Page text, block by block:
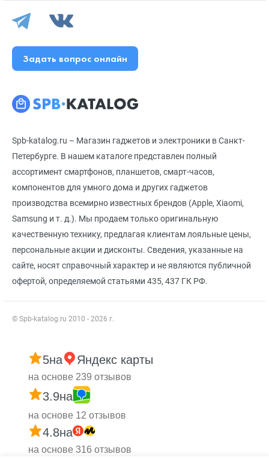
Spb-katalog.ru – Магазин гаджетов и электроники в Санкт-
Петербурге. В нашем каталоге представлен полный
ассортимент смартфонов, планшетов, смарт-часов,
компонентов для умного дома и других гаджетов
производства всемирно известных брендов (Apple, Xiaomi,
Samsung и т. д.). Мы продаем только оригинальную
качественную технику, предлагая клиентам лояльные цены,
персональные акции и дисконты. Сведения, указанные на
сайте, носят справочный характер и не являются публичной
офертой, определяемой статьями 435, 437 ГК РФ.
© Spb-katalog.ru 2010 - 2026 г.
Задать вопрос онлайн
5на Яндекс карты
на основе 239 отзывов
3.9на
на основе 12 отзывов
4.8на
на основе 316 отзывов